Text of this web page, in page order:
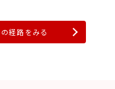
経路をみる